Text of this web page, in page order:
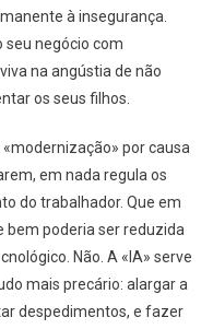
à insegurança.
seu negócio com
na angústia de não
os seus filhos.
por causa
em nada regula os
do trabalhador. Que em
bem poderia ser reduzida
Não. A «IA» serve
mais precário: alargar a
despedimentos, e fazer